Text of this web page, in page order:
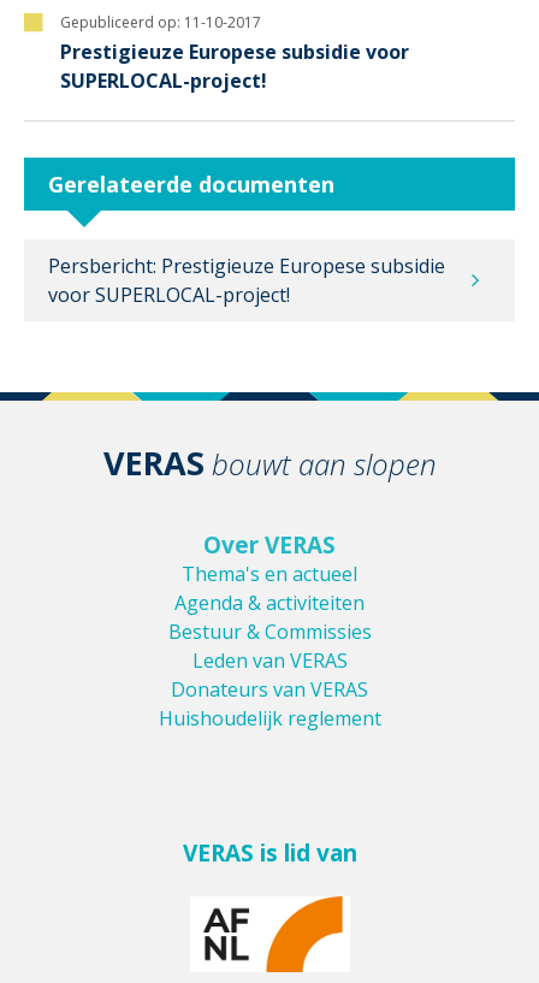
Gepubliceerd op: 11-10-2017
Prestigieuze Europese subsidie voor
SUPERLOCAL-project!
Gerelateerde documenten
Persbericht: Prestigieuze Europese subsidie
voor SUPERLOCAL-project!
VERAS bouwt aan slopen
Over VERAS
Thema's en actueel
Agenda & activiteiten
Bestuur & Commissies
Leden van VERAS
Donateurs van VERAS
Huishoudelijk reglement
VERAS is lid van